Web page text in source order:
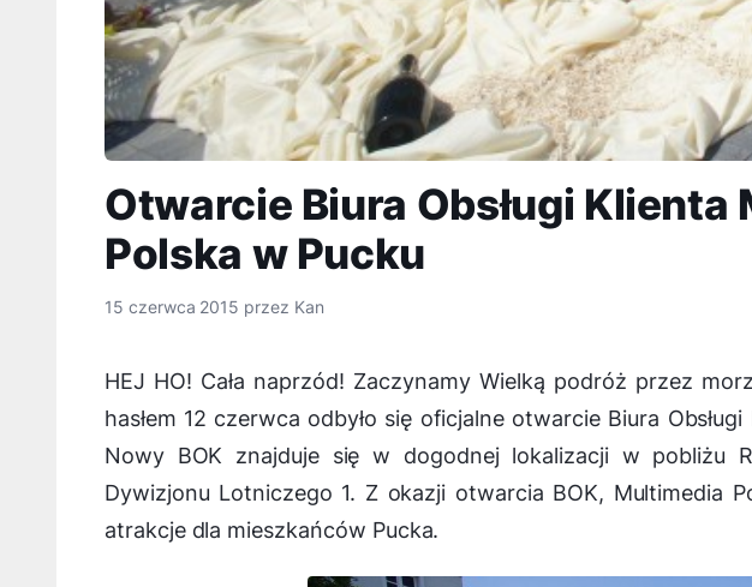
Otwarcie Biura Obsługi Klienta
Polska w Pucku
15 czerwca 2015 przez Kan
HEJ HO! Cała naprzód! Zaczynamy Wielką podróż przez
hasłem 12 czerwca odbyło się oficjalne otwarcie Biura
Nowy BOK znajduje się w dogodnej lokalizacji w pobliżu
Dywizjonu Lotniczego 1. Z okazji otwarcia BOK, Multimedia
atrakcje dla mieszkańców Pucka.